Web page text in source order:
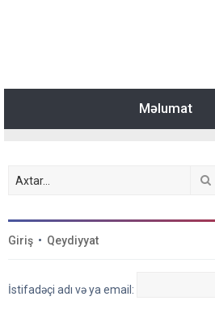
Məlumat
Giriş • Qeydiyyat
İstifadəçi adı və ya email: